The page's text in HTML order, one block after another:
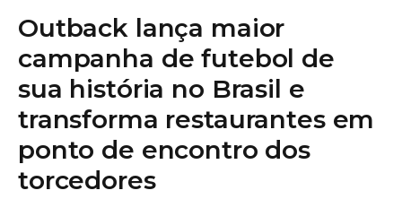
Outback lança maior
campanha de futebol de
sua história no Brasil e
transforma restaurantes em
ponto de encontro dos
torcedores